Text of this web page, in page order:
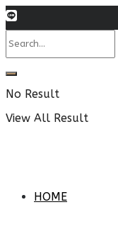
No Result
View All Result
HOME